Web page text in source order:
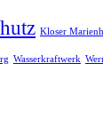
Kloser
Wasserkraftwerk